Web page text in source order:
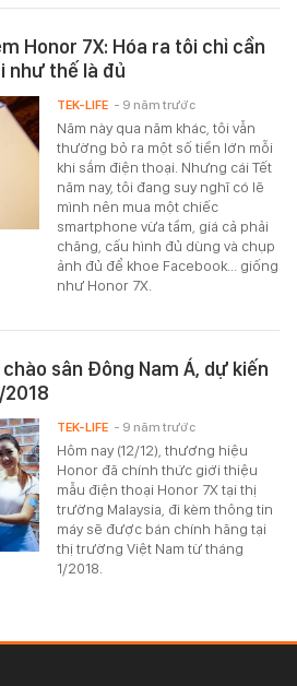
Honor 7X: Hóa ra tôi chỉ cần
như thế là đủ
Năm này qua năm khác, tôi vẫn
thường bỏ ra một số tiền lớn mỗi
khi sắm điện thoại. Nhưng cái Tết
năm nay, tôi đang suy nghĩ có lẽ
mình nên mua một chiếc
smartphone vừa tầm, giá cả phải
chăng, cấu hình đủ dùng và chụp
ảnh đủ để khoe Facebook... giống
như Honor 7X.
TEK-LIFE - 9 năm trước
sân Đông Nam Á, dự kiến
2018
Hôm nay (12/12), thương hiệu
Honor đã chính thức giới thiệu
mẫu điện thoại Honor 7X tại thị
trường Malaysia, đi kèm thông tin
máy sẽ được bán chính hãng tại
thị trường Việt Nam từ tháng
1/2018.
TEK-LIFE - 9 năm trước